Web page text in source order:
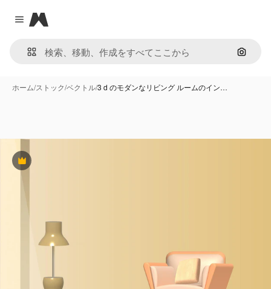
Close menu
Magnific
画像で
ホーム/ストック/ベクトル/3 d のモダンなリビング ルームのイン…
Premium